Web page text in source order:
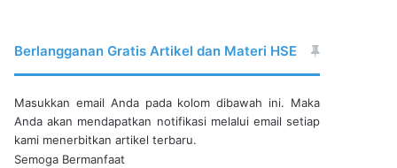
Berlangganan Gratis Artikel dan Materi HSE
Masukkan email Anda pada kolom dibawah ini. Maka
Anda akan mendapatkan notifikasi melalui email setiap
kami menerbitkan artikel terbaru.
Semoga Bermanfaat